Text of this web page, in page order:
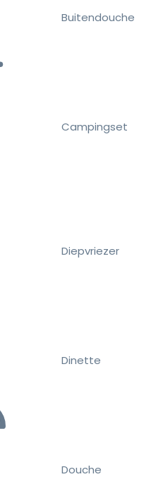
Buitendouche
Campingset
Diepvriezer
Dinette
Douche